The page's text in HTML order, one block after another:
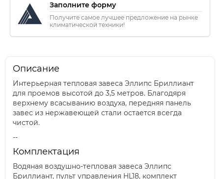
Заполните форму
Получите самое лучшее предложение на рынке
климатической техники!
Описание
Интерьерная тепловая завеса Эллипс Бриллиант
для проемов высотой до 3,5 метров. Благодяря
верхнему всасыванию воздуха, передняя панель
завес из нержавеющей стали остается всегда
чистой.
--
Комплектация
Водяная воздушно-тепловая завеса Эллипс
Бриллиант, пульт управления HL18, комплект